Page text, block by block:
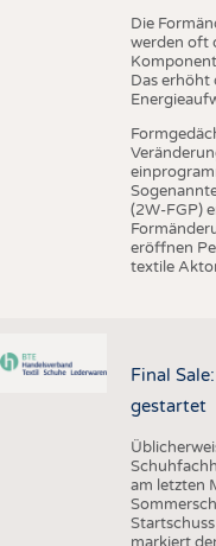
Die
werden oft
Das erhöht
(2W-FGP)
eröffnen
textile
Final
gestartet
am letzten